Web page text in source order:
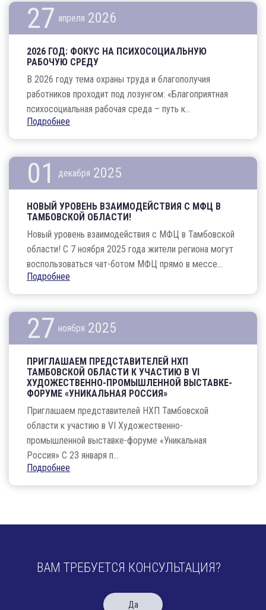
27 апреля 2026
2026 ГОД: ФОКУС НА ПСИХОСОЦИАЛЬНУЮ
РАБОЧУЮ СРЕДУ
В 2026 году тема охраны труда и благополучия
работников проходит под лозунгом: «Благоприятная
психосоциальная рабочая среда – путь к...
Подробнее
01 декабря 2025
НОВЫЙ УРОВЕНЬ ВЗАИМОДЕЙСТВИЯ С МФЦ В
ТАМБОВСКОЙ ОБЛАСТИ!
Новый уровень взаимодействия с МФЦ в Тамбовской
области! С 7 ноября 2025 года жители региона могут
воспользоваться чат-ботом МФЦ прямо в мессе...
Подробнее
27 ноября 2025
ПРИГЛАШАЕМ ПРЕДСТАВИТЕЛЕЙ НХП
ТАМБОВСКОЙ ОБЛАСТИ К УЧАСТИЮ В VI
ХУДОЖЕСТВЕННО-ПРОМЫШЛЕННОЙ ВЫСТАВКЕ-
ФОРУМЕ «УНИКАЛЬНАЯ РОССИЯ»
Приглашаем представителей НХП Тамбовской
области к участию в VI Художественно-
промышленной выставке-форуме «Уникальная
Россия» С 23 января п...
Подробнее
ВАМ ТРЕБУЕТСЯ КОНСУЛЬТАЦИЯ?
Да